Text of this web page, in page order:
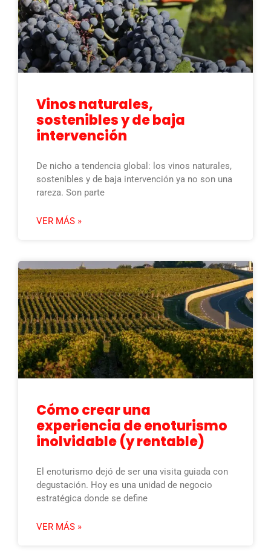
Vinos naturales,
sostenibles y de baja
intervención
De nicho a tendencia global: los vinos naturales,
sostenibles y de baja intervención ya no son una
rareza. Son parte
VER MÁS »
Cómo crear una
experiencia de enoturismo
inolvidable (y rentable)
El enoturismo dejó de ser una visita guiada con
degustación. Hoy es una unidad de negocio
estratégica donde se define
VER MÁS »